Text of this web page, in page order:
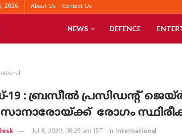
2026 About Us Contact Us
NEWS DEFENCE
: ബ്രസീൽ പ്രസിഡന്റ്
രോഗം
Jul 8, 2020, 08:25 am IST in International